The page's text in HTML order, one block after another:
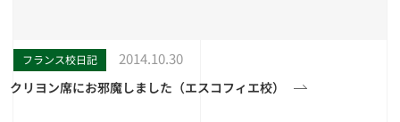
フランス校日記 2014.10.30
クリヨン席にお邪魔しました（エスコフィエ校）